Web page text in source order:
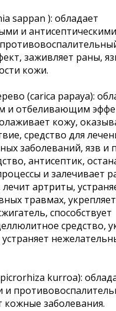
sappan ): обладает
и антисептическими
заживляет раны,
кожи.
(carica papaya):
отбеливающим
кожу,
средство для
заболеваний, язв и
антисептик,
и залечивает
артриты,
травмах, укрепляет
способствует
средство,
kurroa):
и
кожные заболевания.